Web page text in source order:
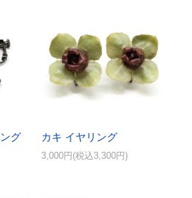
グ
カキ イヤリング
3,000円(税込3,300円)